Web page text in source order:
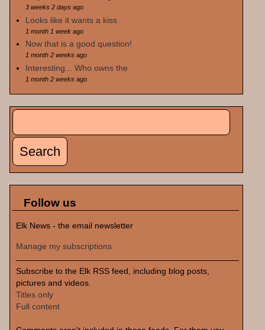
3 weeks 2 daysago
Looks like it wants a kiss
1 month 1 weekago
Now that is a good question!
1 month 2 weeksago
Interesting... Who owns the
1 month 2 weeksago
Search
Follow us
Elk News - the email newsletter
Manage my subscriptions
Subscribe to the Elk RSS feed, including blog posts,
pictures and videos.
Titles only
Full content